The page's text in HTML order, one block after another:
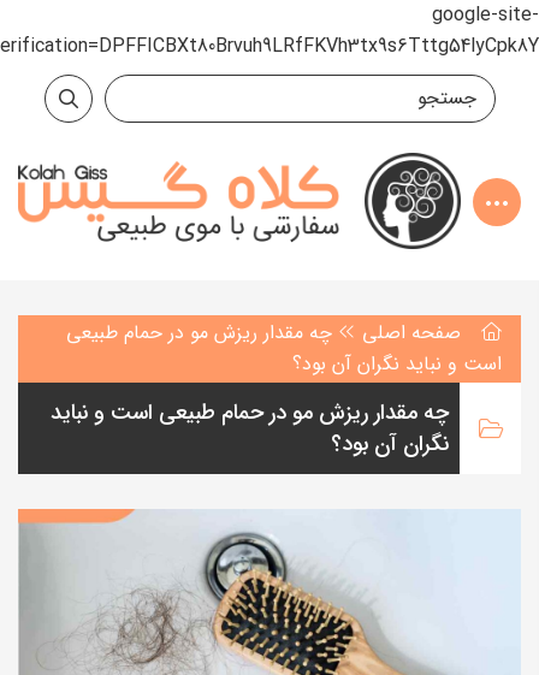
google-site-
صفحه اصلی
چه مقدار ریزش مو در حمام طبیعی
است و نباید نگران آن بود؟
چه مقدار ریزش مو در حمام طبیعی است و نباید
نگران آن بود؟